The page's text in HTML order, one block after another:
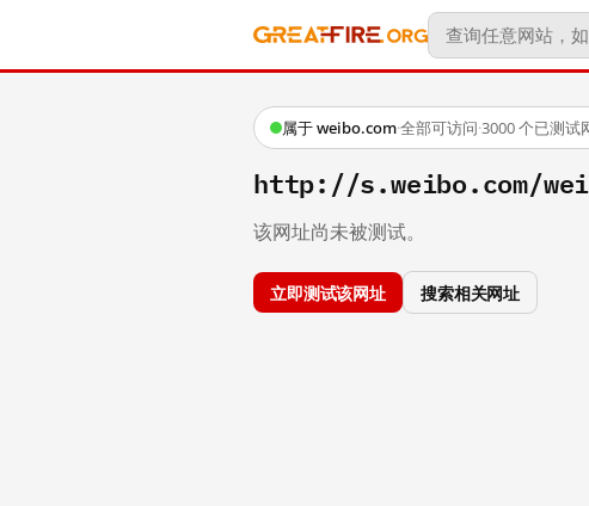
属于 weibo.com·全部可访问·3000 个已测试
http://s.weibo.com/
该网址尚未被测试。
立即测试该网址 搜索相关网址